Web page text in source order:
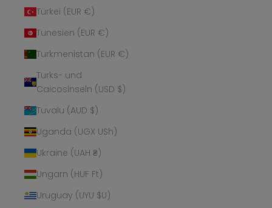
Türkei (EUR €)
Tunesien (EUR €)
Turkmenistan (EUR €)
Turks- und
Caicosinseln (USD $)
Tuvalu (AUD $)
Uganda (UGX USh)
Ukraine (UAH ₴)
Ungarn (HUF Ft)
Uruguay (UYU $U)